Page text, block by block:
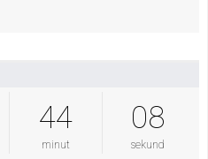
44
minut
08
sekund